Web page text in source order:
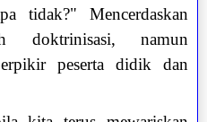
tidak?" Mencerdaskan
doktrinisasi, namun
peserta didik dan